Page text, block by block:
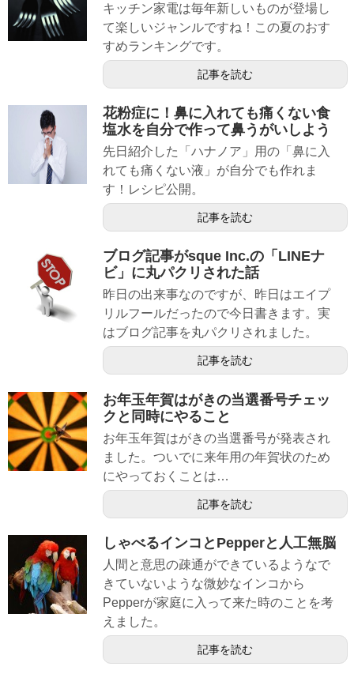
キッチン家電は毎年新しいものが登場し
て楽しいジャンルですね！この夏のおす
すめランキングです。
記事を読む
花粉症に！鼻に入れても痛くない食
塩水を自分で作って鼻うがいしよう
先日紹介した「ハナノア」用の「鼻に入
れても痛くない液」が自分でも作れま
す！レシピ公開。
記事を読む
ブログ記事がsque Inc.の「LINEナ
ビ」に丸パクリされた話
昨日の出来事なのですが、昨日はエイプ
リルフールだったので今日書きます。実
はブログ記事を丸パクリされました。
記事を読む
お年玉年賀はがきの当選番号チェッ
クと同時にやること
お年玉年賀はがきの当選番号が発表され
ました。ついでに来年用の年賀状のため
にやっておくことは…
記事を読む
しゃべるインコとPepperと人工無脳
人間と意思の疎通ができているようなで
きていないような微妙なインコから
Pepperが家庭に入って来た時のことを考
えました。
記事を読む